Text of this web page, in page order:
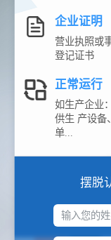
企业证明
营业执照或
登记证书
正常运行
如生产企业
供生 产设备
单...
摆脱
输入您的姓